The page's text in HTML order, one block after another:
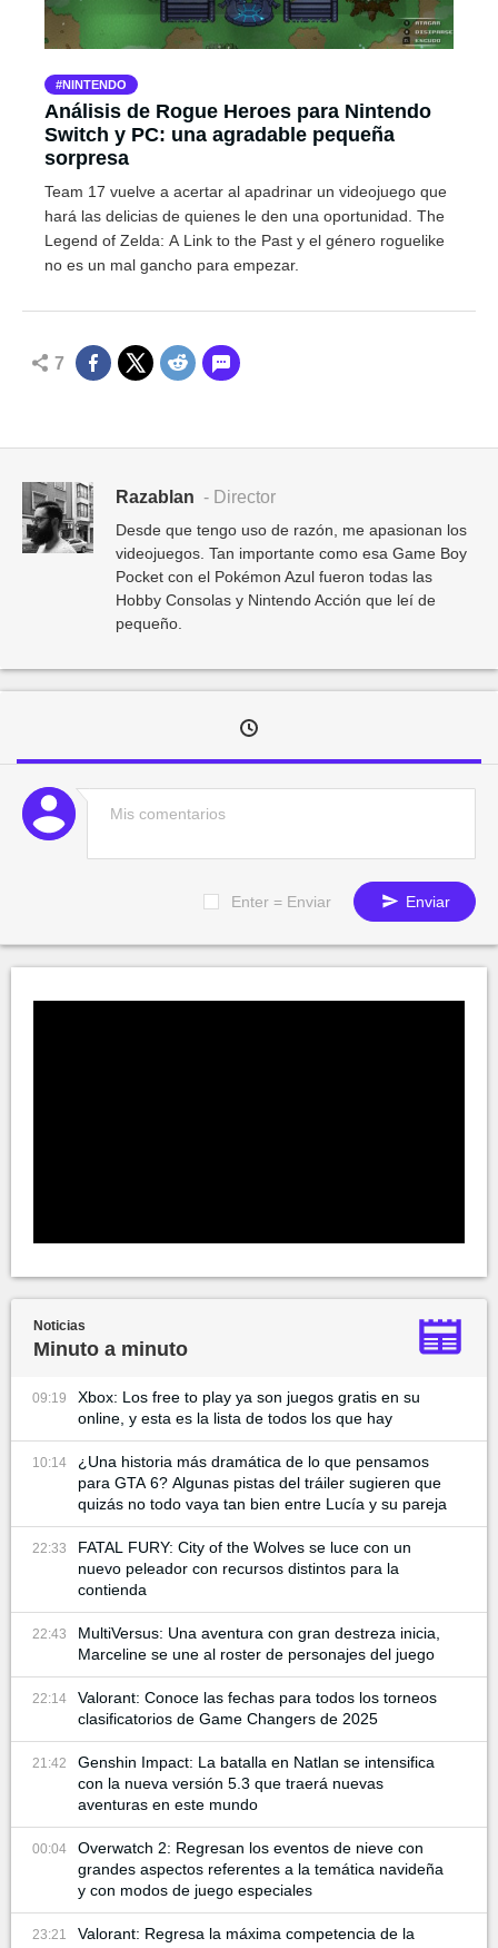
NINTENDO
Análisis de Rogue Heroes para Nintendo
Switch y PC: una agradable pequeña
sorpresa
Team 17 vuelve a acertar al apadrinar un videojuego que
hará las delicias de quienes le den una oportunidad. The
Legend of Zelda: A Link to the Past y el género roguelike
no es un mal gancho para empezar.
7
Razablan - Director
Desde que tengo uso de razón, me apasionan los
videojuegos. Tan importante como esa Game Boy
Pocket con el Pokémon Azul fueron todas las
Hobby Consolas y Nintendo Acción que leí de
pequeño.
Enter = Enviar Enviar
Noticias
Minuto a minuto
09:19
Xbox: Los free to play ya son juegos gratis en su
online, y esta es la lista de todos los que hay
10:14
¿Una historia más dramática de lo que pensamos
para GTA 6? Algunas pistas del tráiler sugieren que
quizás no todo vaya tan bien entre Lucía y su pareja
22:33
FATAL FURY: City of the Wolves se luce con un
nuevo peleador con recursos distintos para la
contienda
22:43
MultiVersus: Una aventura con gran destreza inicia,
Marceline se une al roster de personajes del juego
22:14
Valorant: Conoce las fechas para todos los torneos
clasificatorios de Game Changers de 2025
21:42
Genshin Impact: La batalla en Natlan se intensifica
con la nueva versión 5.3 que traerá nuevas
aventuras en este mundo
00:04
Overwatch 2: Regresan los eventos de nieve con
grandes aspectos referentes a la temática navideña
y con modos de juego especiales
23:21
Valorant: Regresa la máxima competencia de la